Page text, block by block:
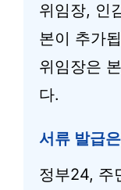
위임장, 인
본이 추가
위임장은
다.
서류 발급
정부24, 주